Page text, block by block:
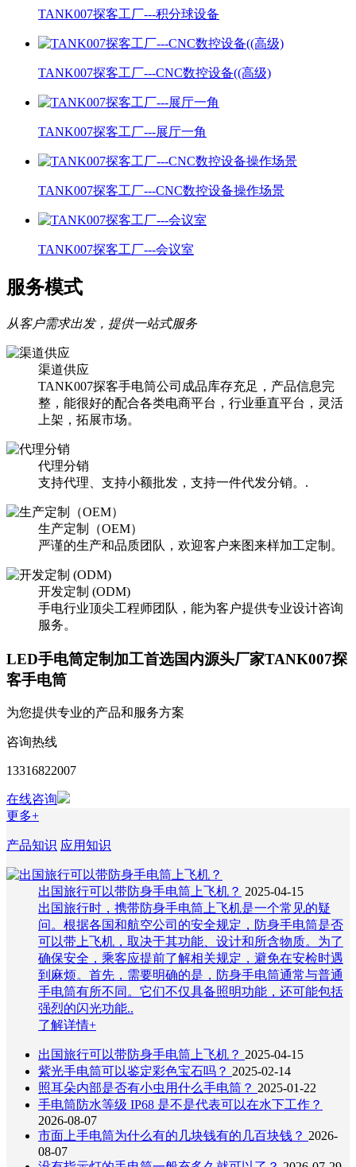
TANK007探客工厂---积分球设备
TANK007探客工厂---CNC数控设备((高级)
TANK007探客工厂---展厅一角
TANK007探客工厂---CNC数控设备操作场景
TANK007探客工厂---会议室
服务模式
从客户需求出发，提供一站式服务
渠道供应
TANK007探客手电筒公司成品库存充足，产品信息完
整，能很好的配合各类电商平台，行业垂直平台，灵活
上架，拓展市场。
代理分销
支持代理、支持小额批发，支持一件代发分销。.
生产定制（OEM）
严谨的生产和品质团队，欢迎客户来图来样加工定制。
开发定制 (ODM)
手电行业顶尖工程师团队，能为客户提供专业设计咨询
服务。
LED手电筒定制加工首选国内源头厂家TANK007探
客手电筒
为您提供专业的产品和服务方案
咨询热线
13316822007
在线咨询
更多+
产品知识 应用知识
出国旅行可以带防身手电筒上飞机？ 2025-04-15
出国旅行时，携带防身手电筒上飞机是一个常见的疑
问。根据各国和航空公司的安全规定，防身手电筒是否
可以带上飞机，取决于其功能、设计和所含物质。为了
确保安全，乘客应提前了解相关规定，避免在安检时遇
到麻烦。首先，需要明确的是，防身手电筒通常与普通
手电筒有所不同。它们不仅具备照明功能，还可能包括
强烈的闪光功能..
了解详情+
出国旅行可以带防身手电筒上飞机？ 2025-04-15
紫光手电筒可以鉴定彩色宝石吗？ 2025-02-14
照耳朵内部是否有小虫用什么手电筒？ 2025-01-22
手电筒防水等级 IP68 是不是代表可以在水下工作？
2026-08-07
市面上手电筒为什么有的几块钱有的几百块钱？ 2026-
08-07